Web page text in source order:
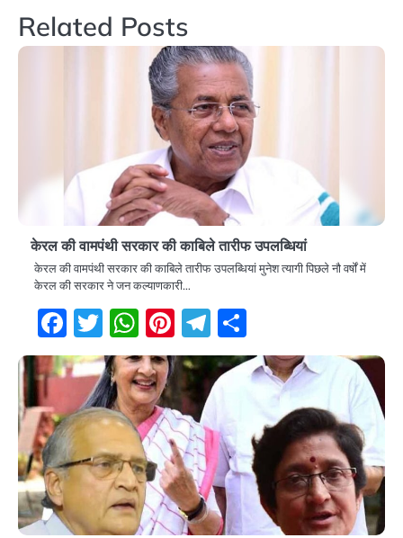
Related Posts
केरल की वामपंथी सरकार की काबिले तारीफ उपलब्धियां
केरल की वामपंथी सरकार की काबिले तारीफ उपलब्धियां मुनेश त्यागी पिछले नौ वर्षों में
केरल की सरकार ने जन कल्याणकारी…
Facebook
Twitter
WhatsApp
Pinterest
Telegram